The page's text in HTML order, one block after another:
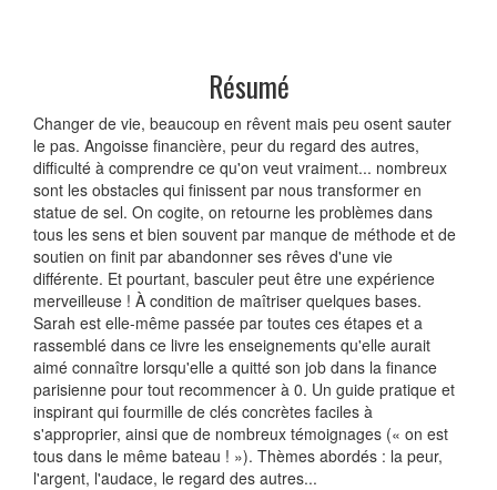
Résumé
Changer de vie, beaucoup en rêvent mais peu osent sauter
le pas. Angoisse financière, peur du regard des autres,
difficulté à comprendre ce qu'on veut vraiment... nombreux
sont les obstacles qui finissent par nous transformer en
statue de sel. On cogite, on retourne les problèmes dans
tous les sens et bien souvent par manque de méthode et de
soutien on finit par abandonner ses rêves d'une vie
différente. Et pourtant, basculer peut être une expérience
merveilleuse ! À condition de maîtriser quelques bases.
Sarah est elle-même passée par toutes ces étapes et a
rassemblé dans ce livre les enseignements qu'elle aurait
aimé connaître lorsqu'elle a quitté son job dans la finance
parisienne pour tout recommencer à 0. Un guide pratique et
inspirant qui fourmille de clés concrètes faciles à
s'approprier, ainsi que de nombreux témoignages (« on est
tous dans le même bateau ! »). Thèmes abordés : la peur,
l'argent, l'audace, le regard des autres...